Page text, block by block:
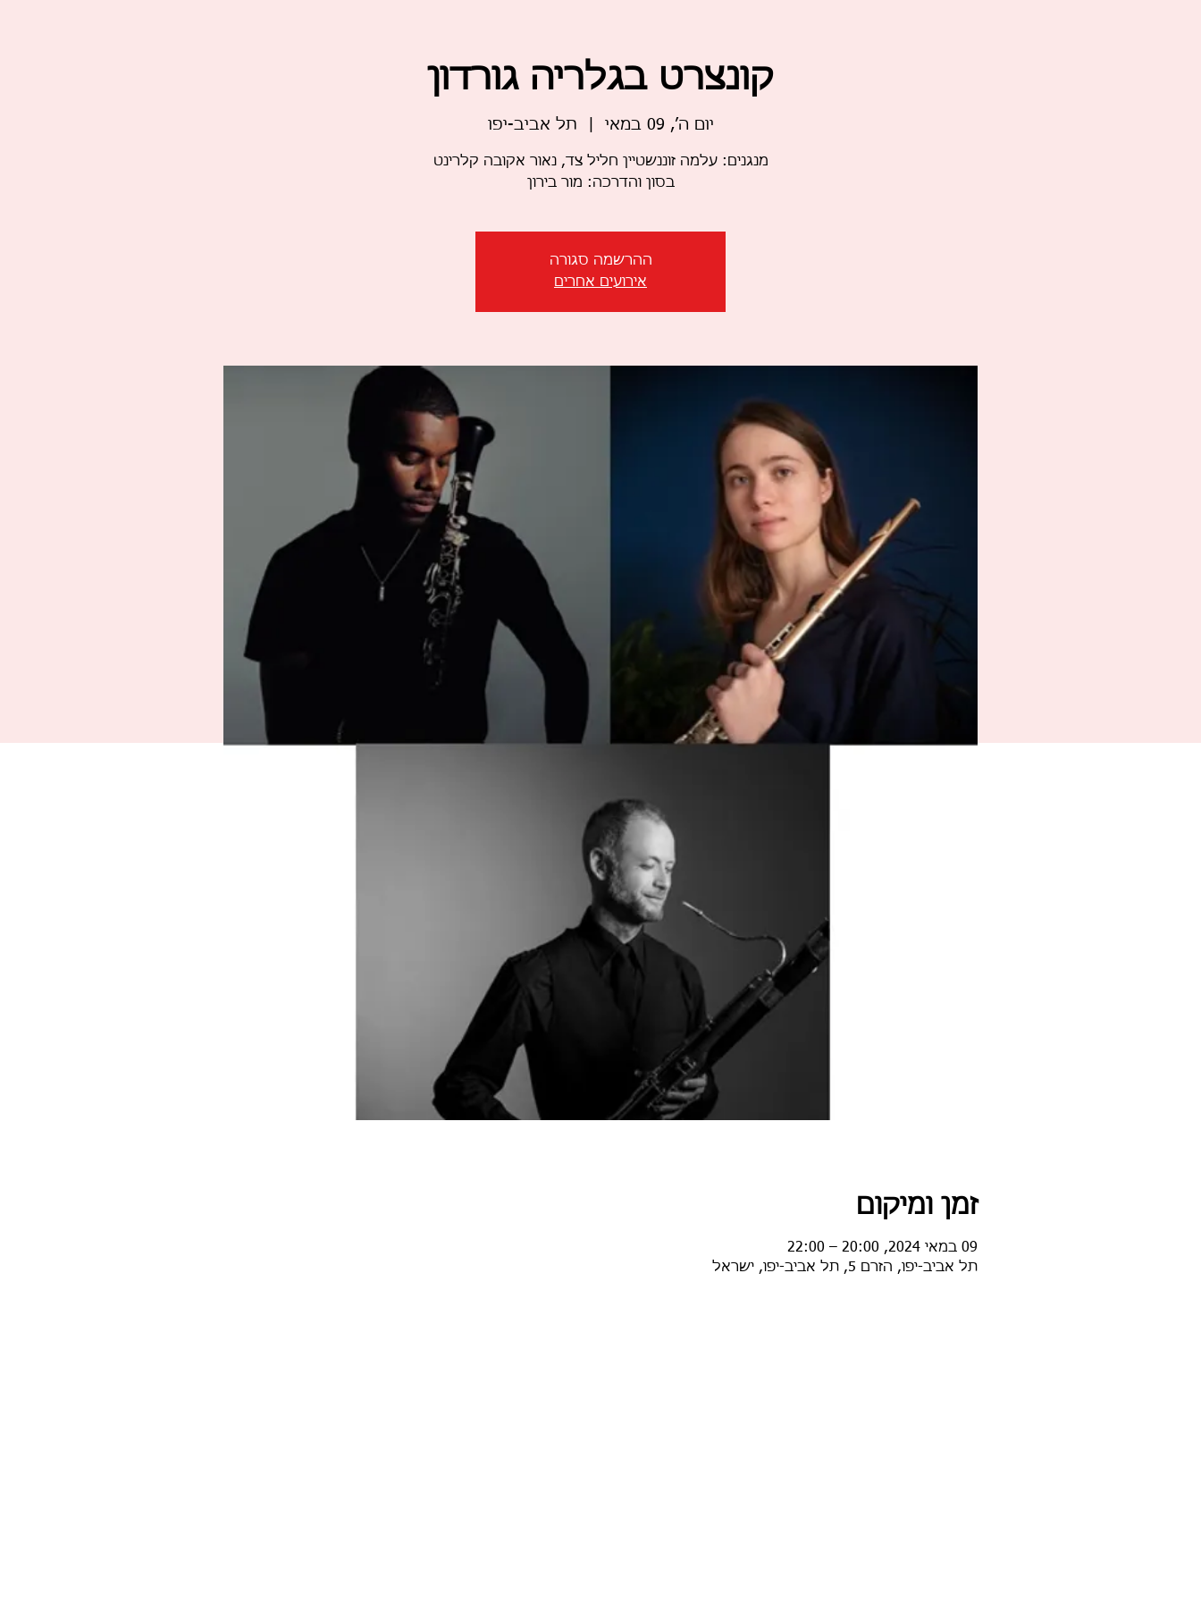
קונצרט בגלריה גורדון
יום ה׳, 09 במאי תל אביב-יפו
בסון והדרכה: מור בירון
ההרשמה סגורה
אירועים אחרים
זמן ומיקום
09 במאי 2024, 20:00 – 22:00
תל אביב-יפו, הזרם 5, תל אביב-יפו, ישראל